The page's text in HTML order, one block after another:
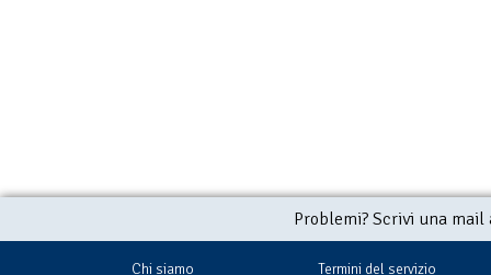
Problemi? Scrivi una
Chi siamo
Termini del servizio